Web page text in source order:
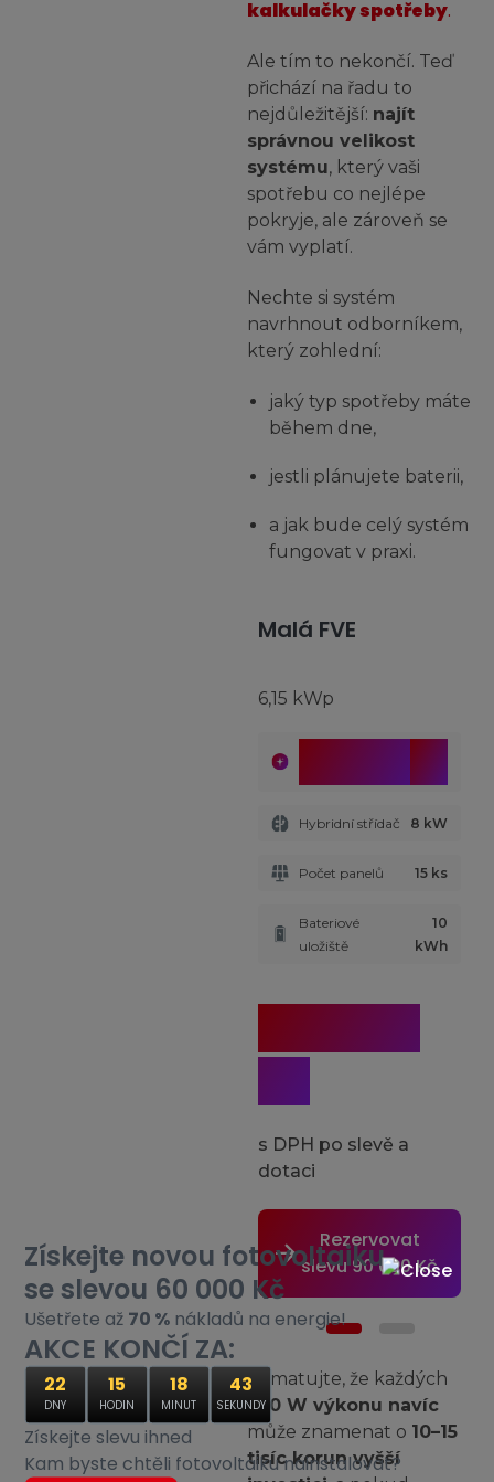
kalkulačky spotřeby.
Ale tím to nekončí. Teď
přichází na řadu to
nejdůležitější: najít
správnou velikost
systému, který vaši
spotřebu co nejlépe
pokryje, ale zároveň se
vám vyplatí.
Nechte si systém
navrhnout odborníkem,
který zohlední:
jaký typ spotřeby máte
během dne,
jestli plánujete baterii,
a jak bude celý systém
fungovat v praxi.
Malá FVE
6,15 kWp
Hybridní střídač 8 kW
Počet panelů 15 ks
Bateriové
uložiště
10
kWh
s DPH po slevě a
dotaci
Rezervovat
slevu 90 000 Kč
Pamatujte, že každých
500 W výkonu navíc
může znamenat o 10–15
tisíc korun vyšší
Získejte novou fotovoltaiku
se slevou 60 000 Kč
Ušetřete až 70 % nákladů na energie!
AKCE KONČÍ ZA:
22
DNY
15
HODIN
18
MINUT
42
SEKUNDY
Získejte slevu ihned
Kam byste chtěli fotovoltaiku nainstalovat?
21% Vyplněno
Kolik osob žije ve vaší
domácnosti?